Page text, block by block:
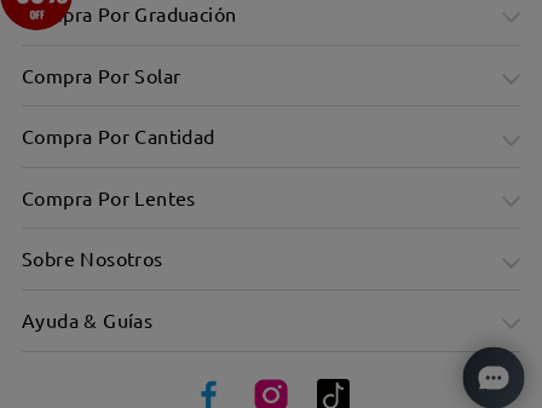
Compra Por Graduación
Compra Por Solar
Compra Por Cantidad
Compra Por Lentes
Sobre Nosotros
Ayuda & Guías